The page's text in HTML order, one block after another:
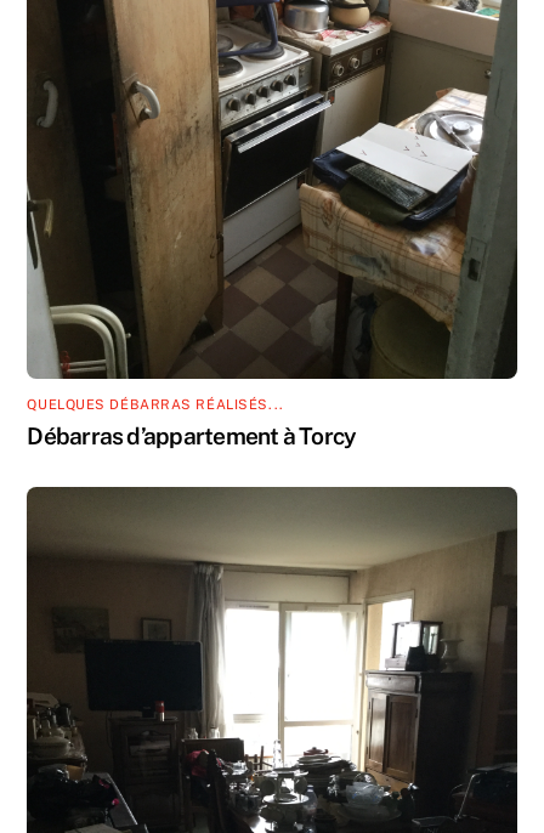
QUELQUES DÉBARRAS RÉALISÉS...
Débarras d’appartement à Torcy